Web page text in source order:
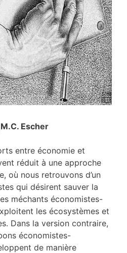
Escher
entre économie et
réduit à une approche
où nous retrouvons d’un
qui désirent sauver la
méchants économistes-
les écosystèmes et
Dans la version contraire,
économistes-
de manière